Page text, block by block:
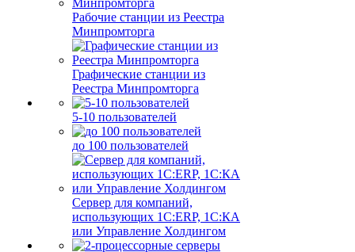
Рабочие станции из Реестра
Минпромторга
Графические станции из
Реестра Минпромторга
5-10 пользователей
до 100 пользователей
Сервер для компаний,
использующих 1C:ERP, 1С:КА
или Управление Холдингом